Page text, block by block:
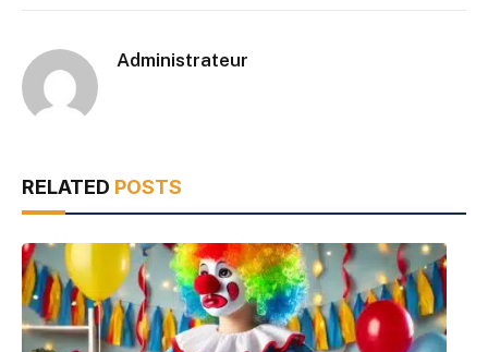
Administrateur
RELATED POSTS